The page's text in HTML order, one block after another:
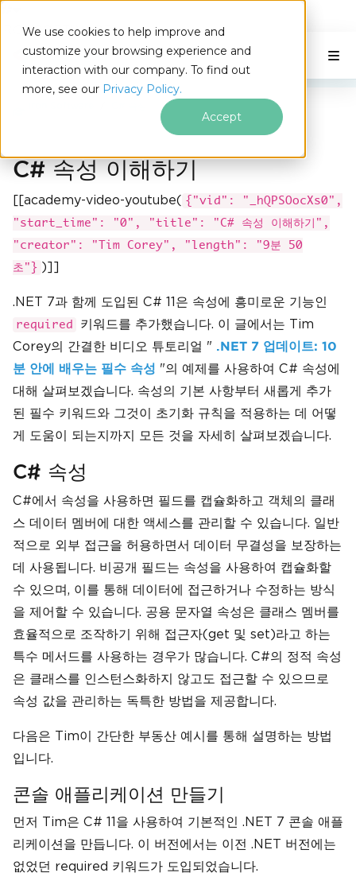
We use cookies to help improve and
customize your browsing experience and
interaction with our company. To find out
more, see our Privacy Policy.
Accept
IRONSOFTWARE
푸터 콘텐츠로 바로가기
C# Application
이 페이지에서
C# 속성 이해하기
[[academy-video-youtube( {"vid": "_hQPSOocXs0",
"start_time": "0", "title": "C# 속성 이해하기",
"creator": "Tim Corey", "length": "9분 50
초"} )]]
.NET 7과 함께 도입된 C# 11은 속성에 흥미로운 기능인
required
키워드를 추가했습니다. 이 글에서는 Tim
Corey의 간결한 비디오 튜토리얼 " .NET 7 업데이트: 10
분 안에 배우는 필수 속성 "의 예제를 사용하여 C# 속성에
대해 살펴보겠습니다. 속성의 기본 사항부터 새롭게 추가
된 필수 키워드와 그것이 초기화 규칙을 적용하는 데 어떻
게 도움이 되는지까지 모든 것을 자세히 살펴보겠습니다.
C# 속성
C#에서 속성을 사용하면 필드를 캡슐화하고 객체의 클래
스 데이터 멤버에 대한 액세스를 관리할 수 있습니다. 일반
적으로 외부 접근을 허용하면서 데이터 무결성을 보장하는
데 사용됩니다. 비공개 필드는 속성을 사용하여 캡슐화할
수 있으며, 이를 통해 데이터에 접근하거나 수정하는 방식
을 제어할 수 있습니다. 공용 문자열 속성은 클래스 멤버를
효율적으로 조작하기 위해 접근자(get 및 set)라고 하는
특수 메서드를 사용하는 경우가 많습니다. C#의 정적 속성
은 클래스를 인스턴스화하지 않고도 접근할 수 있으므로
속성 값을 관리하는 독특한 방법을 제공합니다.
다음은 Tim이 간단한 부동산 예시를 통해 설명하는 방법
입니다.
콘솔 애플리케이션 만들기
먼저 Tim은 C# 11을 사용하여 기본적인 .NET 7 콘솔 애플
리케이션을 만듭니다. 이 버전에서는 이전 .NET 버전에는
없었던 required 키워드가 도입되었습니다.